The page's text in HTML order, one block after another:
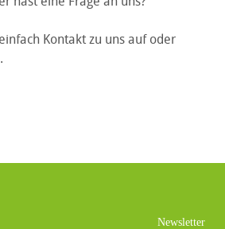
Kontakt zu uns auf oder
Newsletter